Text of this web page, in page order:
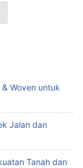
Woven untuk
Jalan dan
Tanah dan